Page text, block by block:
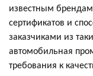
известным
сертификатов и
заказчиками из
автомобильная
требования к